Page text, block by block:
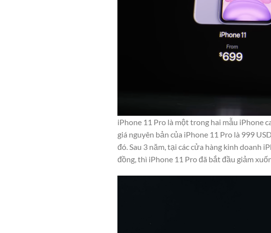
iPhone 11 Pro là một trong hai mẫu iPhone
giá nguyên bản của iPhone 11 Pro là 999
đó. Sau 3 năm, tại các cửa hàng kinh doanh
đồng, thì iPhone 11 Pro đã bắt đầu giảm